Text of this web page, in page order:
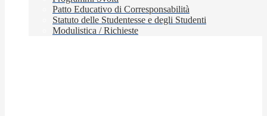
Patto Educativo di Corresponsabilità
Statuto delle Studentesse e degli Studenti
Modulistica / Richieste